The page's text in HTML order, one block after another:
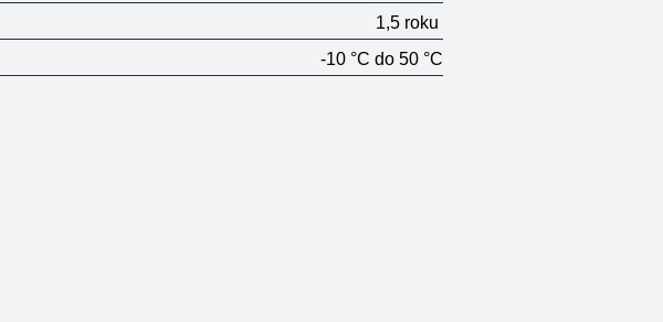
1,5 roku
-10 °C do 50 °C